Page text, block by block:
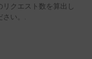
クエスト数を算出し
い。.